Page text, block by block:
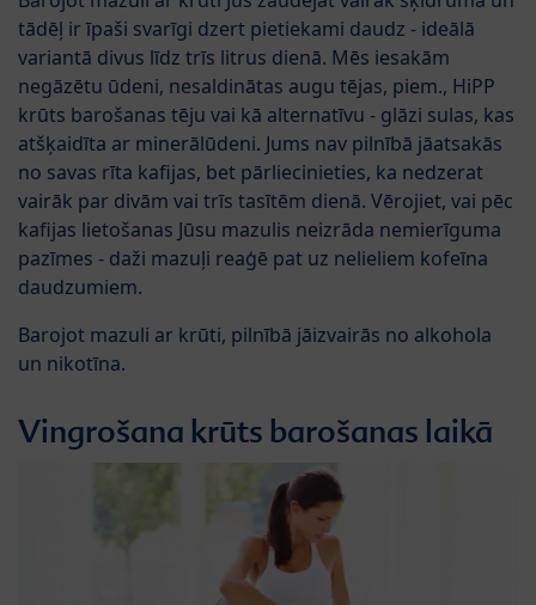
tādēļ ir īpaši svarīgi dzert pietiekami daudz - ideālā
variantā divus līdz trīs litrus dienā. Mēs iesakām
negāzētu ūdeni, nesaldinātas augu tējas, piem., HiPP
krūts barošanas tēju vai kā alternatīvu - glāzi sulas, kas
atšķaidīta ar minerālūdeni. Jums nav pilnībā jāatsakās
no savas rīta kafijas, bet pārliecinieties, ka nedzerat
vairāk par divām vai trīs tasītēm dienā. Vērojiet, vai pēc
kafijas lietošanas Jūsu mazulis neizrāda nemierīguma
pazīmes - daži mazuļi reaģē pat uz nelieliem kofeīna
daudzumiem.
Barojot mazuli ar krūti, pilnībā jāizvairās no alkohola
un nikotīna.
Vingrošana krūts barošanas laikā